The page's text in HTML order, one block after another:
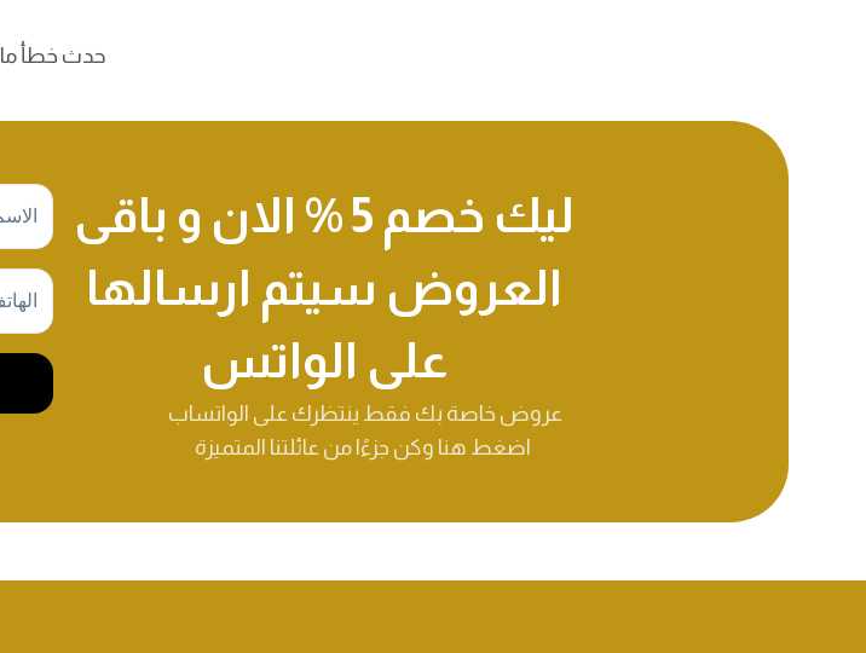
حدث خطأ ما
ليك خصم 5 % الان و باقى
العروض سيتم ارسالها
على الواتس
اضغط هنا وكن جزءًا من عائلتنا المتميزة